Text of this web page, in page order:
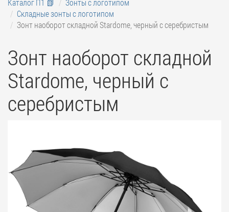
Каталог П1 📗
Зонты с логотипом
Складные зонты с логотипом
Зонт наоборот складной Stardome, черный с серебристым
Зонт наоборот складной
Stardome, черный с
серебристым